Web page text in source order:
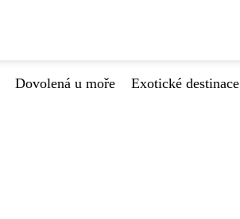
Dovolená u moře Exotické destinace